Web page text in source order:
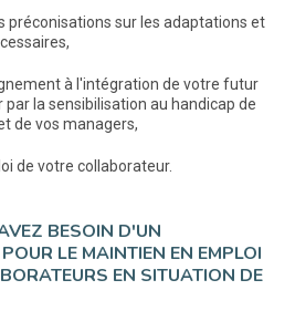
préconisations sur les adaptations et
à l'intégration de votre futur
la sensibilisation au handicap de
de vos managers,
de votre collaborateur.
BESOIN D'UN
LE MAINTIEN EN EMPLOI
EN SITUATION DE